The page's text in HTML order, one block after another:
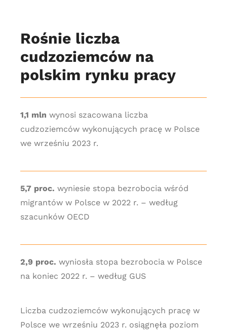
Rośnie liczba
cudzoziemców na
polskim rynku pracy
1,1 mln wynosi szacowana liczba
cudzoziemców wykonujących pracę w Polsce
we wrześniu 2023 r.
5,7 proc. wyniesie stopa bezrobocia wśród
migrantów w Polsce w 2022 r. – według
szacunków OECD
2,9 proc. wyniosła stopa bezrobocia w Polsce
na koniec 2022 r. – według GUS
Liczba cudzoziemców wykonujących pracę w
Polsce we wrześniu 2023 r. osiągnęła poziom